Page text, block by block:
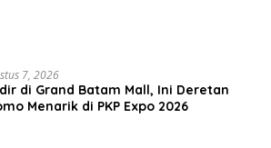
7, 2026
di Grand Batam Mall, Ini Deretan
Menarik di PKP Expo 2026